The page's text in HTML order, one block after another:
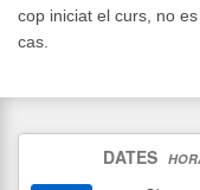
cop iniciat el curs, no
cas.
DATES